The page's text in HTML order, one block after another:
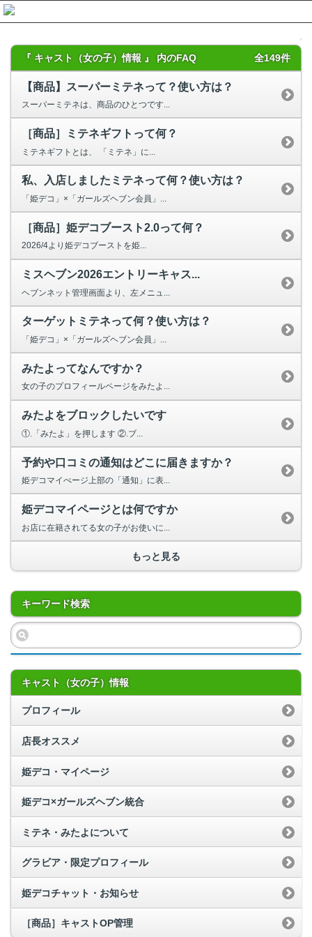
『 キャスト（女の子）情報 』 内のFAQ 全149件
【商品】スーパーミテネって？使い方は？
スーパーミテネは、商品のひとつです...
［商品］ミテネギフトって何？
ミテネギフトとは、 「ミテネ」に...
私、入店しましたミテネって何？使い方は？
「姫デコ」×「ガールズヘブン会員」...
［商品］姫デコブースト2.0って何？
2026/4より姫デコブーストを姫...
ミスヘブン2026エントリーキャス...
ヘブンネット管理画面より、左メニュ...
ターゲットミテネって何？使い方は？
「姫デコ」×「ガールズヘブン会員」...
みたよってなんですか？
女の子のプロフィールページをみたよ...
みたよをブロックしたいです
①.「みたよ」を押します ②.ブ...
予約や口コミの通知はどこに届きますか？
姫デコマイぺージ上部の「通知」に表...
姫デコマイページとは何ですか
お店に在籍されてる女の子がお使いに...
もっと見る
キーワード検索
キャスト（女の子）情報
プロフィール
店長オススメ
姫デコ・マイページ
姫デコ×ガールズヘブン統合
ミテネ・みたよについて
グラビア・限定プロフィール
姫デコチャット・お知らせ
［商品］キャストOP管理